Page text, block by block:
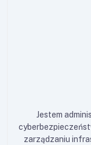
Jestem
zarządzaniu